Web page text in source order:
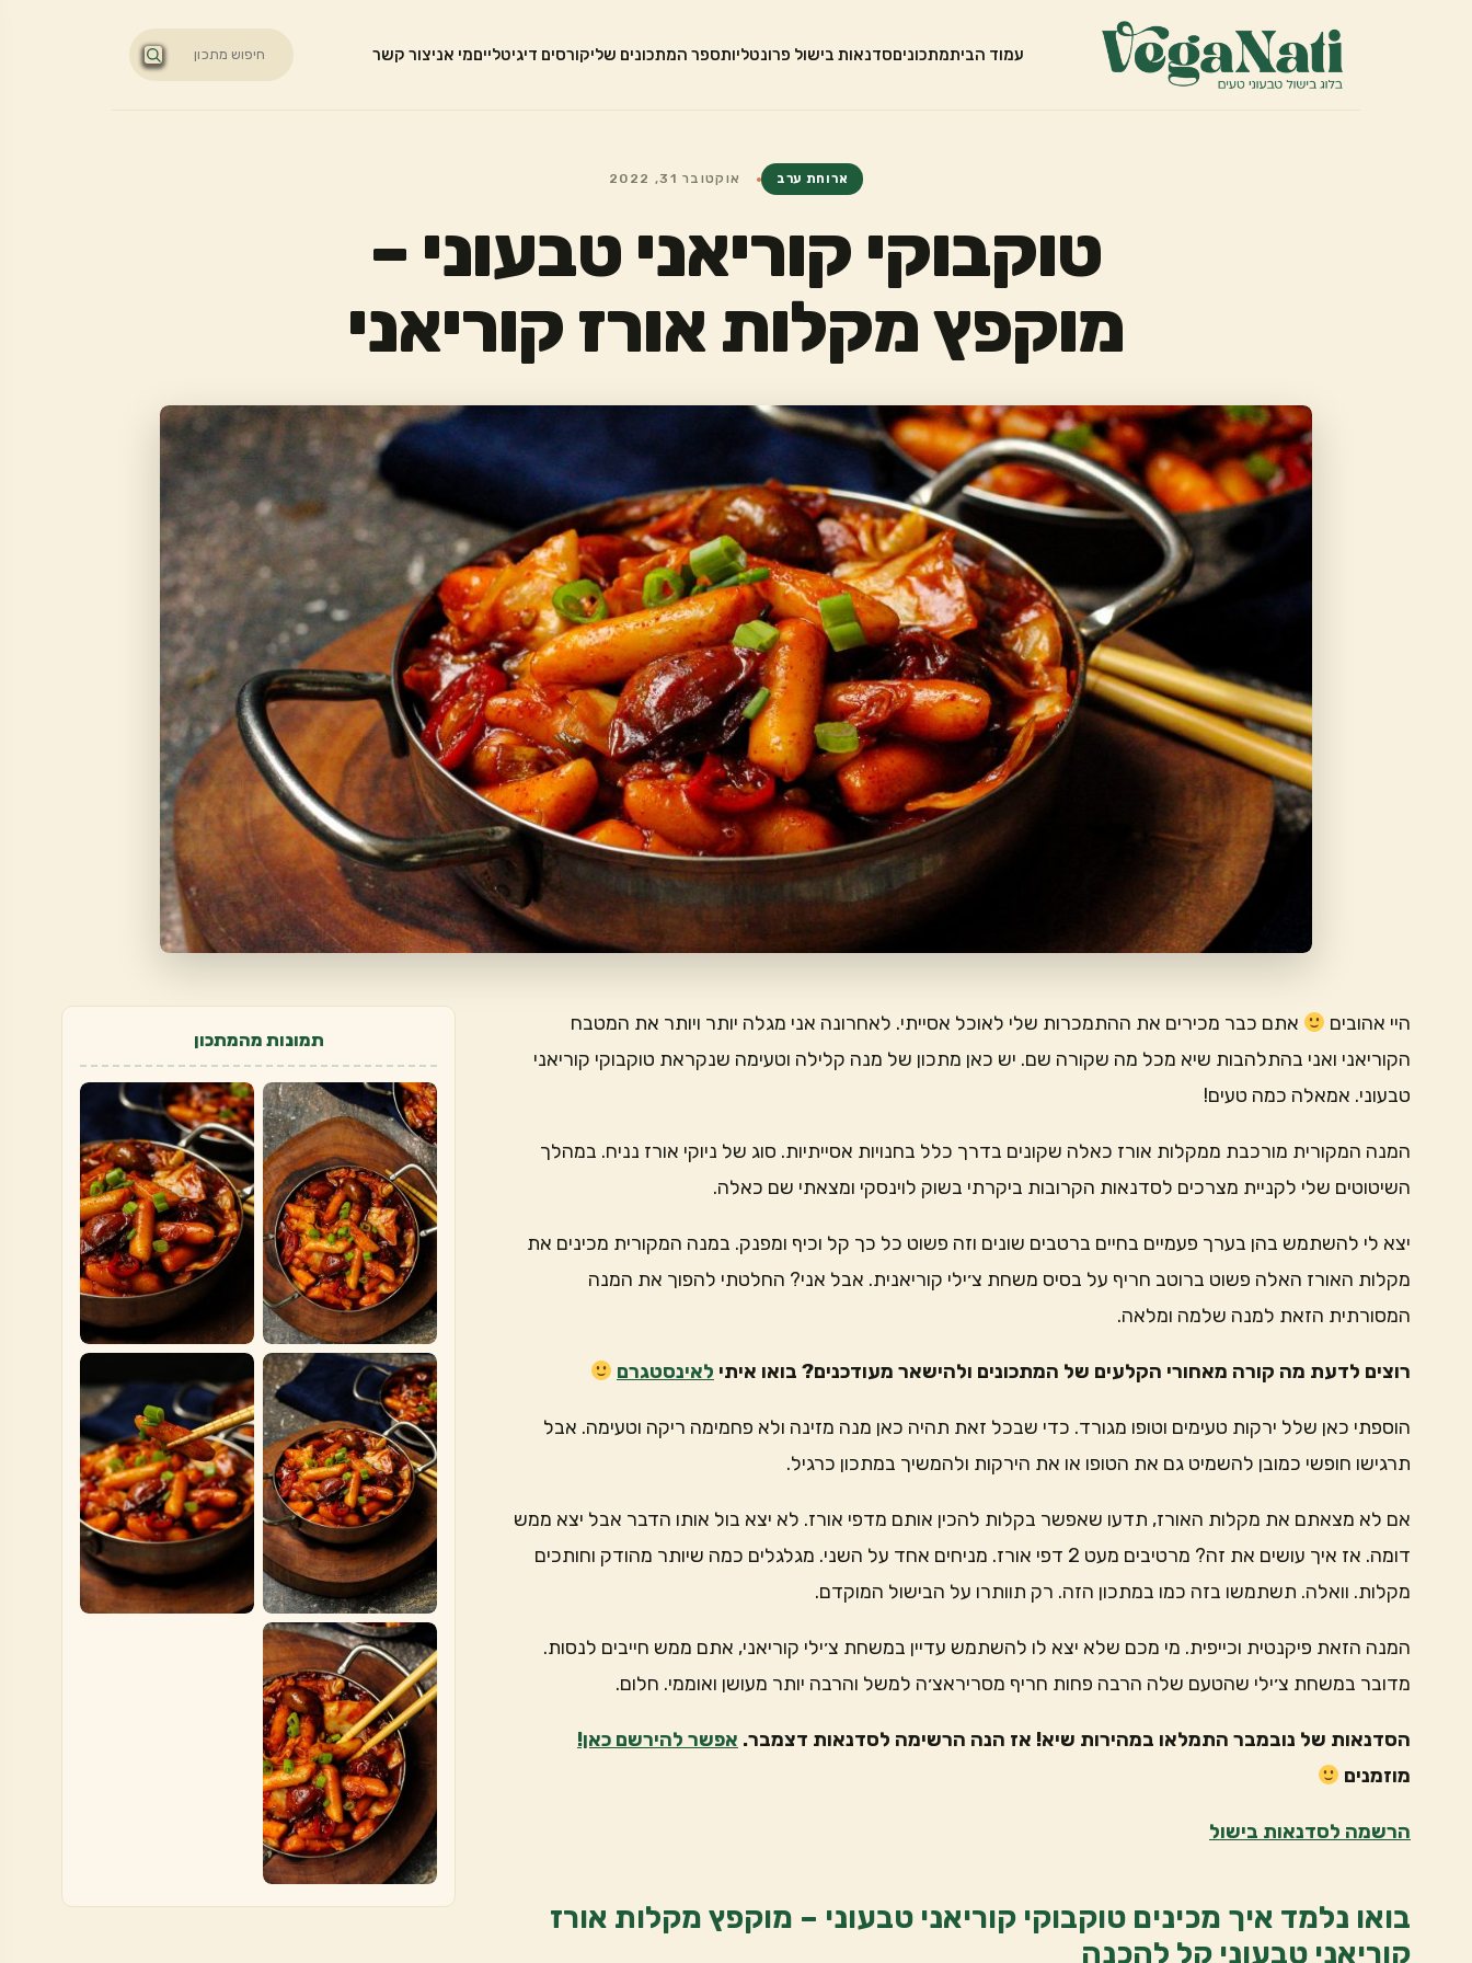
עמוד הביתמתכוניםסדנאות בישול פרונטליותספר המתכונים שליקורסים דיגיטלייםמי אניצור קשר
ארוחת ערב אוקטובר 31, 2022
טוקבוקי קוריאני טבעוני –
מוקפץ מקלות אורז קוריאני
היי אהובים
אתם כבר מכירים את ההתמכרות שלי לאוכל אסייתי. לאחרונה אני מגלה יותר ויותר את המטבח
הקוריאני ואני בהתלהבות שיא מכל מה שקורה שם. יש כאן מתכון של מנה קלילה וטעימה שנקראת טוקבוקי קוריאני
טבעוני. אמאלה כמה טעים!
המנה המקורית מורכבת ממקלות אורז כאלה שקונים בדרך כלל בחנויות אסייתיות. סוג של ניוקי אורז נניח. במהלך
השיטוטים שלי לקניית מצרכים לסדנאות הקרובות ביקרתי בשוק לוינסקי ומצאתי שם כאלה.
יצא לי להשתמש בהן בערך פעמיים בחיים ברטבים שונים וזה פשוט כל כך קל וכיף ומפנק. במנה המקורית מכינים את
מקלות האורז האלה פשוט ברוטב חריף על בסיס משחת צ׳ילי קוריאנית. אבל אני? החלטתי להפוך את המנה
המסורתית הזאת למנה שלמה ומלאה.
רוצים לדעת מה קורה מאחורי הקלעים של המתכונים ולהישאר מעודכנים? בואו איתי לאינסטגרם
הוספתי כאן שלל ירקות טעימים וטופו מגורד. כדי שבכל זאת תהיה כאן מנה מזינה ולא פחמימה ריקה וטעימה. אבל
תרגישו חופשי כמובן להשמיט גם את הטופו או את הירקות ולהמשיך במתכון כרגיל.
אם לא מצאתם את מקלות האורז, תדעו שאפשר בקלות להכין אותם מדפי אורז. לא יצא בול אותו הדבר אבל יצא ממש
דומה. אז איך עושים את זה? מרטיבים מעט 2 דפי אורז. מניחים אחד על השני. מגלגלים כמה שיותר מהודק וחותכים
מקלות. וואלה. תשתמשו בזה כמו במתכון הזה. רק תוותרו על הבישול המוקדם.
המנה הזאת פיקנטית וכייפית. מי מכם שלא יצא לו להשתמש עדיין במשחת צ׳ילי קוריאני, אתם ממש חייבים לנסות.
מדובר במשחת צ׳ילי שהטעם שלה הרבה פחות חריף מסריראצ׳ה למשל והרבה יותר מעושן ואוממי. חלום.
הסדנאות של נובמבר התמלאו במהירות שיא! אז הנה הרשימה לסדנאות דצמבר. אפשר להירשם כאן!
מוזמנים
הרשמה לסדנאות בישול
בואו נלמד איך מכינים טוקבוקי קוריאני טבעוני – מוקפץ מקלות אורז
קוריאני טבעוני קל להכנה
תמונות מהמתכון